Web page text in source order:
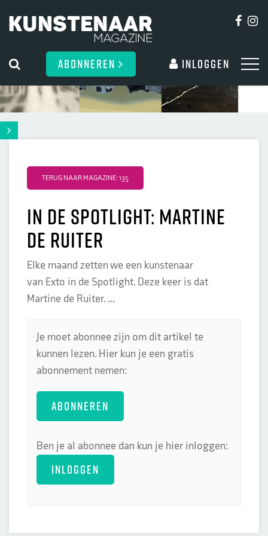
ABONNEREN Inloggen
TERUG NAAR MAGAZINE: 135
In de spotlight: Martine
de Ruiter
Elke maand zetten we een kunstenaar
van Exto in de Spotlight. Deze keer is dat
Martine de Ruiter. ...
Je moet abonnee zijn om dit artikel te
kunnen lezen. Hier kun je een gratis
abonnement nemen:
ABONNEREN
Ben je al abonnee dan kun je hier inloggen:
INLOGGEN